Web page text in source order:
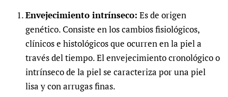
Envejecimiento intrínseco: Es de origen
genético. Consiste en los cambios fisiológicos,
clínicos e histológicos que ocurren en la piel a
través del tiempo. El envejecimiento cronológico o
intrínseco de la piel se caracteriza por una piel
lisa y con arrugas finas.